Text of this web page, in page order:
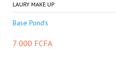
LAURY MAKE UP
Base Pond's
7 000 FCFA